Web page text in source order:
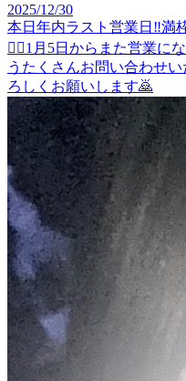
2025/12/30
本日年内ラスト営業日‼️満
🙇‍♀️1月5日からまた営業に
うたくさんお問い合わせ
ろしくお願いします🙇